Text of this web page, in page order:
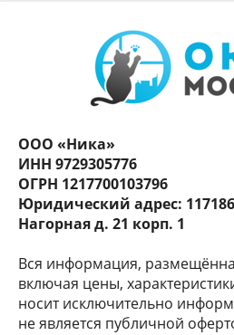
ООО «Ника»
ИНН 9729305776
ОГРН 1217700103796
Юридический адрес:
Нагорная д. 21 корп. 1
Вся информация,
включая цены,
носит исключительно
не является публичной